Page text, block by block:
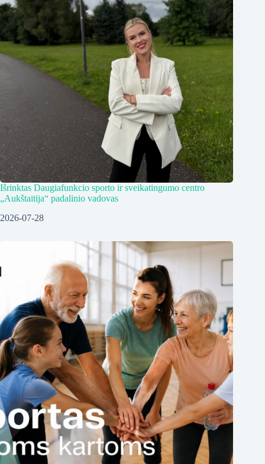
Išrinktas Daugiafunkcio sporto ir sveikatingumo centro
„Aukštaitija“ padalinio vadovas
2026-07-28